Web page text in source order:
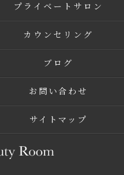
プライベートサロン
カウンセリング
ブログ
お問い合わせ
サイトマップ